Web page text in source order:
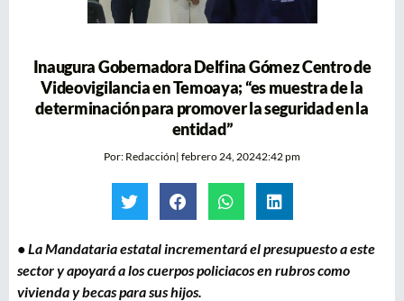
Inaugura Gobernadora Delfina Gómez Centro de
Videovigilancia en Temoaya; “es muestra de la
determinación para promover la seguridad en la
entidad”
Por: Redacción| febrero 24, 20242:42 pm
• La Mandataria estatal incrementará el presupuesto a este
sector y apoyará a los cuerpos policiacos en rubros como
vivienda y becas para sus hijos.